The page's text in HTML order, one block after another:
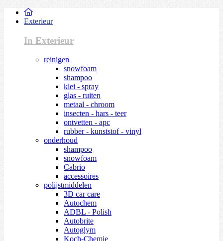
Exterieur
In Exterieur
reinigen
snowfoam
shampoo
klei - spray
glas - ruiten
metaal - chroom
insecten - hars - teer
ontvetten - apc
rubber - kunststof - vinyl
onderhoud
shampoo
snowfoam
Cabrio
accessoires
polijstmiddelen
3D car care
Autochem
ADBL - Polish
Autobrite
Autoglym
Koch-Chemie